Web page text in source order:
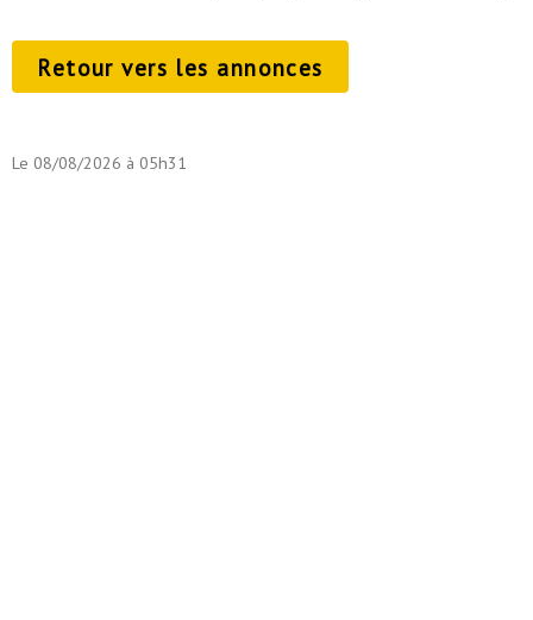
Retour vers les annonces
Le 08/08/2026 à 05h31